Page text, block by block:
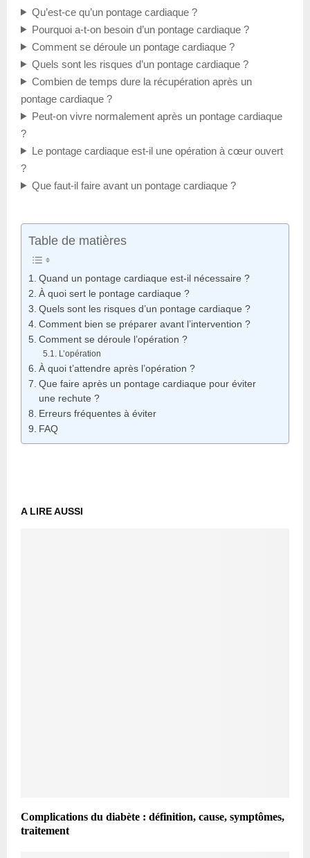
Qu’est-ce qu’un pontage cardiaque ?
Pourquoi a-t-on besoin d’un pontage cardiaque ?
Comment se déroule un pontage cardiaque ?
Quels sont les risques d’un pontage cardiaque ?
Combien de temps dure la récupération après un
pontage cardiaque ?
Peut-on vivre normalement après un pontage cardiaque
?
Le pontage cardiaque est-il une opération à cœur ouvert
?
Que faut-il faire avant un pontage cardiaque ?
Table de matières
Quand un pontage cardiaque est-il nécessaire ?
À quoi sert le pontage cardiaque ?
Quels sont les risques d’un pontage cardiaque ?
Comment bien se préparer avant l’intervention ?
Comment se déroule l’opération ?
L’opération
À quoi t’attendre après l’opération ?
Que faire après un pontage cardiaque pour éviter
une rechute ?
Erreurs fréquentes à éviter
FAQ
A LIRE AUSSI
Complications du diabète : définition, cause, symptômes,
traitement